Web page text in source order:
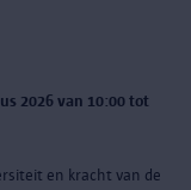
2026 van 10:00 tot
en kracht van de